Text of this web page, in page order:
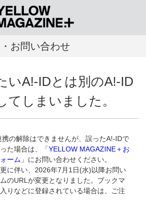
お問い合わせ
いA!-IDとは別のA!-ID
てしまいました。
携の解除はできませんが、誤ったA!-IDで
た場合は、「YELLOW MAGAZINE＋お
ーム 」にお問い合わせください。
に伴い、2026年7月1日(水)以降お問い
のURLが変更となりました。ブックマ
りなどに登録されている場合は、ご注